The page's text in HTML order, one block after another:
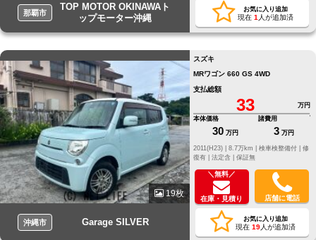
那覇市
TOP MOTOR OKINAWAト
ップモーター沖縄
お気に入り追加
現在 1 人が追加済
19枚
沖縄市 Garage SILVER
スズキ
MRワゴン 660 GS 4WD
支払総額
33
万円
本体価格
30 万円
諸費用
3 万円
修
復有 | 法定含 | 保証無
＼無料／
在庫・見積り 店舗に電話
お気に入り追加
現在 19人が追加済